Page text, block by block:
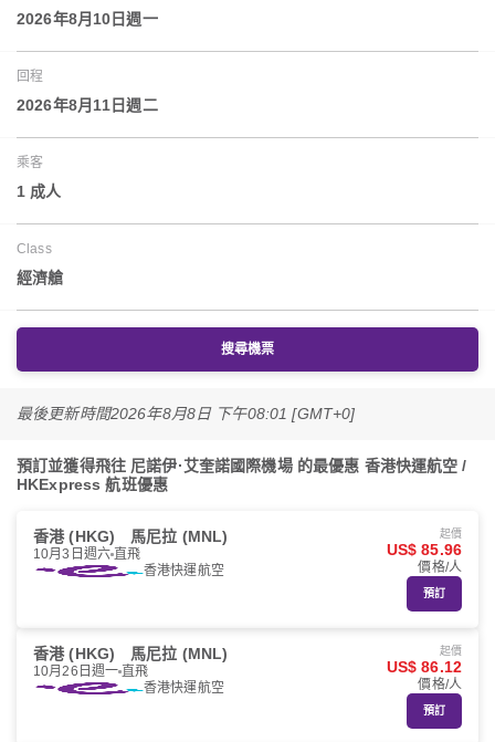
2026年8月10日週一
回程
2026年8月11日週二
乘客
1 成人
Class
經濟艙
搜尋機票
最後更新時間2026年8月8日 下午08:01 [GMT+0]
預訂並獲得飛往 尼諾伊·艾奎諾國際機場 的最優惠 香港快運航空 /
HKExpress 航班優惠
香港 (HKG) 馬尼拉 (MNL)
10月3日週六 直飛
香港快運航空
起價
US$ 85.96
價格/人
預訂
香港 (HKG) 馬尼拉 (MNL)
10月26日週一 直飛
香港快運航空
起價
US$ 86.12
價格/人
預訂